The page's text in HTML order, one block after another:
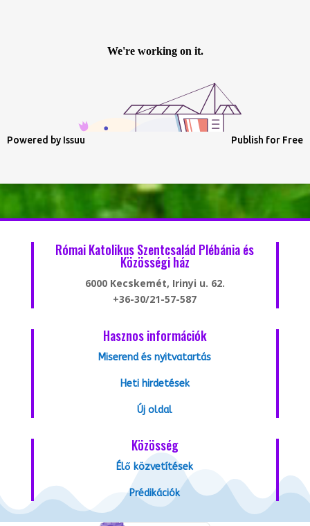
Powered by Issuu Publish for Free
Római Katolikus Szentcsalád Plébánia és
Közösségi ház
6000 Kecskemét, Irinyi u. 62.
+36-30/21-57-587
Hasznos információk
Miserend és nyitvatartás
Heti hirdetések
Új oldal
Közösség
Élő közvetítések
Prédikációk